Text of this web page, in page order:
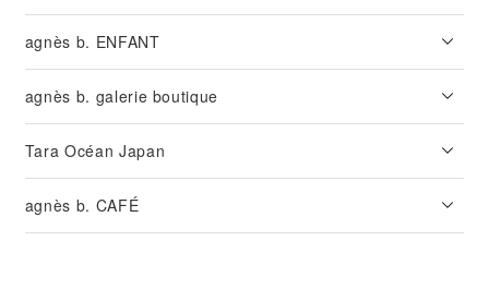
agnès b. ENFANT
agnès b. galerie boutique
Tara Océan Japan
agnès b. CAFÉ